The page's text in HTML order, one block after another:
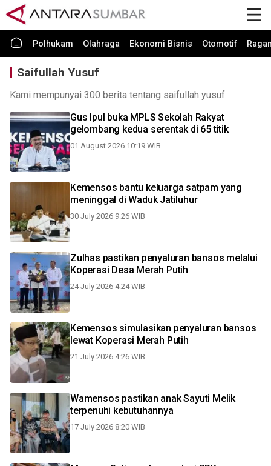
Polhukam Olahraga Ekonomi Bisnis Otomotif
Saifullah Yusuf
Kami mempunyai 300 berita tentang saifullah yusuf.
Gus Ipul buka MPLS Sekolah Rakyat
gelombang kedua serentak di 65 titik
01 August 2026 10:19 WIB
Kemensos bantu keluarga satpam yang
meninggal di Waduk Jatiluhur
30 July 2026 9:26 WIB
Zulhas pastikan penyaluran bansos melalui
Koperasi Desa Merah Putih
24 July 2026 4:24 WIB
Kemensos simulasikan penyaluran bansos
lewat Koperasi Merah Putih
21 July 2026 4:26 WIB
Wamensos pastikan anak Sayuti Melik
terpenuhi kebutuhannya
17 July 2026 8:20 WIB